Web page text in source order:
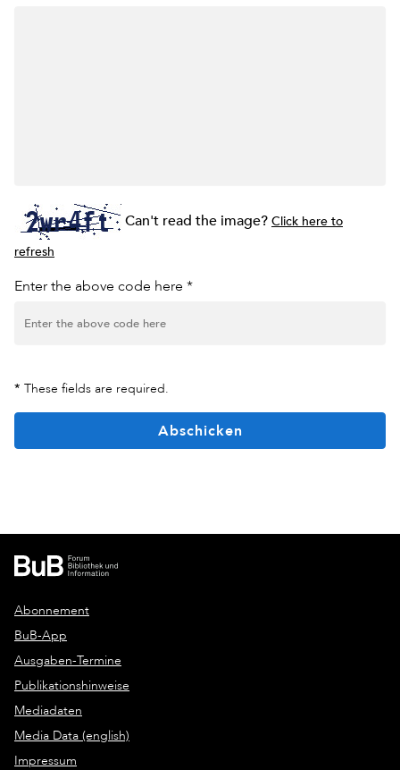
Can't read the image?Click here to
refresh
Enter the above code here *
* These fields are required.
Abschicken
Abonnement
BuB-App
Ausgaben-Termine
Publikationshinweise
Mediadaten
Media Data (english)
Impressum